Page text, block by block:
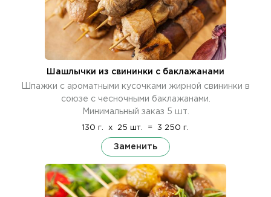
Шашлычки из свининки с баклажанами
Шпажки с ароматными кусочками жирной свининки в
союзе с чесночными баклажанами.
Минимальный заказ 5 шт.
130 г. x 25 шт. = 3 250 г.
Заменить